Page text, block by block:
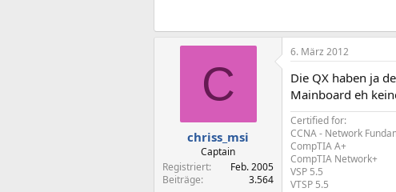
C
chriss_msi
Captain
Registriert
Feb. 2005
Beiträge
3.564
6. März 2012
Die QX haben ja
Mainboard eh
Certified for:
CCNA - Network
CompTIA A+
CompTIA Network+
VSP 5.5
VTSP 5.5